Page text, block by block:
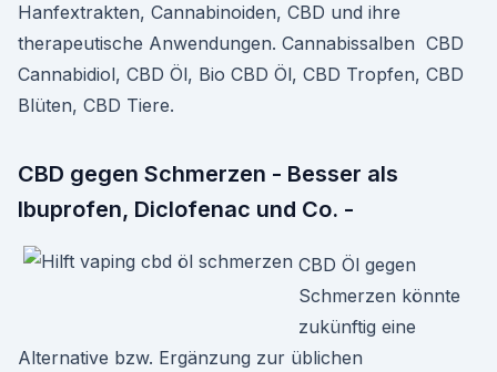
Hanfextrakten, Cannabinoiden, CBD und ihre
therapeutische Anwendungen. Cannabissalben CBD
Cannabidiol, CBD Öl, Bio CBD Öl, CBD Tropfen, CBD
Blüten, CBD Tiere.
CBD gegen Schmerzen - Besser als
Ibuprofen, Diclofenac und Co. -
CBD Öl gegen
Schmerzen könnte
zukünftig eine
Alternative bzw. Ergänzung zur üblichen